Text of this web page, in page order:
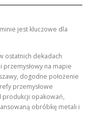
jest kluczowe dla
ostatnich dekadach
przemysłowy na mapie
dogodne położenie
przemysłowe
produkcji opakowań,
obróbkę metali i